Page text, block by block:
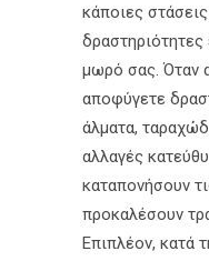
κάποιες
δραστηριότητες
μωρό σας. Όταν
αποφύγετε
άλματα,
αλλαγές
καταπονήσουν
προκαλέσουν
Επιπλέον, κατά